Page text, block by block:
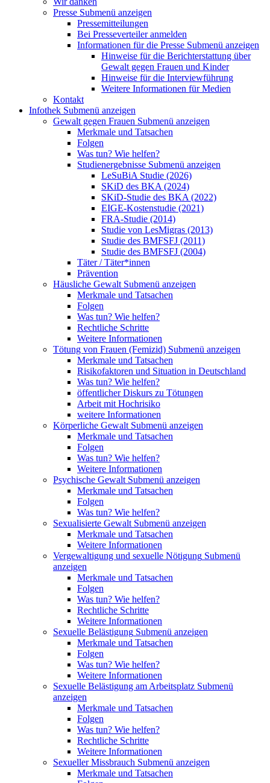
Presse Submenü anzeigen
Pressemitteilungen
Bei Presseverteiler anmelden
Informationen für die Presse Submenü anzeigen
Hinweise für die Berichterstattung über
Gewalt gegen Frauen und Kinder
Hinweise für die Interviewführung
Weitere Informationen für Medien
Kontakt
Infothek Submenü anzeigen
Gewalt gegen Frauen Submenü anzeigen
Merkmale und Tatsachen
Folgen
Was tun? Wie helfen?
Studienergebnisse Submenü anzeigen
LeSuBiA Studie (2026)
SKiD des BKA (2024)
SKiD-Studie des BKA (2022)
EIGE-Kostenstudie (2021)
FRA-Studie (2014)
Studie von LesMigras (2013)
Studie des BMFSFJ (2011)
Studie des BMFSFJ (2004)
Täter / Täter*innen
Prävention
Häusliche Gewalt Submenü anzeigen
Merkmale und Tatsachen
Folgen
Was tun? Wie helfen?
Rechtliche Schritte
Weitere Informationen
Tötung von Frauen (Femizid) Submenü anzeigen
Merkmale und Tatsachen
Risikofaktoren und Situation in Deutschland
Was tun? Wie helfen?
öffentlicher Diskurs zu Tötungen
Arbeit mit Hochrisiko
weitere Informationen
Körperliche Gewalt Submenü anzeigen
Merkmale und Tatsachen
Folgen
Was tun? Wie helfen?
Weitere Informationen
Psychische Gewalt Submenü anzeigen
Merkmale und Tatsachen
Folgen
Was tun? Wie helfen?
Sexualisierte Gewalt Submenü anzeigen
Merkmale und Tatsachen
Weitere Informationen
Vergewaltigung und sexuelle Nötigung Submenü
anzeigen
Merkmale und Tatsachen
Folgen
Was tun? Wie helfen?
Rechtliche Schritte
Weitere Informationen
Sexuelle Belästigung Submenü anzeigen
Merkmale und Tatsachen
Folgen
Was tun? Wie helfen?
Weitere Informationen
Sexuelle Belästigung am Arbeitsplatz Submenü
anzeigen
Merkmale und Tatsachen
Folgen
Was tun? Wie helfen?
Rechtliche Schritte
Weitere Informationen
Sexueller Missbrauch Submenü anzeigen
Merkmale und Tatsachen